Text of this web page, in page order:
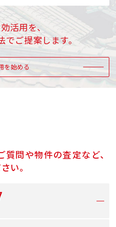
活用を、
でご提案します。
を始める
問や物件の査定など、
い。